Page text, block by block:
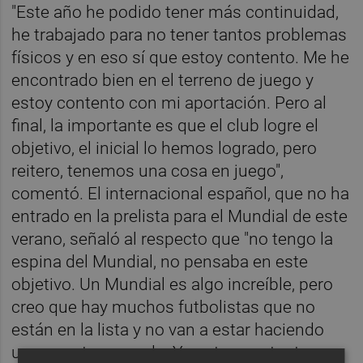
"Este año he podido tener más continuidad,
he trabajado para no tener tantos problemas
físicos y en eso sí que estoy contento. Me he
encontrado bien en el terreno de juego y
estoy contento con mi aportación. Pero al
final, la importante es que el club logre el
objetivo, el inicial lo hemos logrado, pero
reitero, tenemos una cosa en juego",
comentó. El internacional español, que no ha
entrado en la prelista para el Mundial de este
verano, señaló al respecto que "no tengo la
espina del Mundial, no pensaba en este
objetivo. Un Mundial es algo increíble, pero
creo que hay muchos futbolistas que no
están en la lista y no van a estar haciendo
una gran temporada. Yo estoy contento con